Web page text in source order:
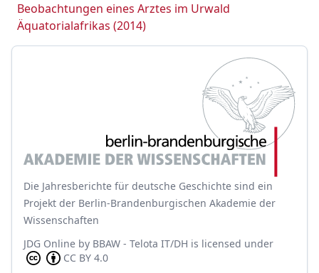
Beobachtungen eines Arztes im Urwald
Äquatorialafrikas (2014)
Die Jahresberichte für deutsche Geschichte sind ein
Projekt der Berlin-Brandenburgischen Akademie der
Wissenschaften
JDG Online by BBAW - Telota IT/DH is licensed under
CC BY 4.0